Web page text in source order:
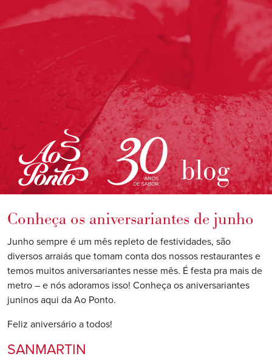
blog
Conheça os aniversariantes de junho
Junho sempre é um mês repleto de festividades, são
diversos arraiás que tomam conta dos nossos restaurantes e
temos muitos aniversariantes nesse mês. É festa pra mais de
metro – e nós adoramos isso! Conheça os aniversariantes
juninos aqui da Ao Ponto.
Feliz aniversário a todos!
SANMARTIN